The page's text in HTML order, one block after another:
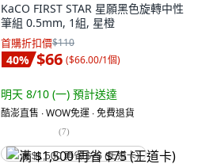
KaCO FIRST STAR 星願黑色旋轉中性
筆組 0.5mm, 1組, 星橙
首購折扣價$110
40% $66 ($66.00/1個)
明天 8/10 (一) 預計送達
酷澎直售 ∙ WOW免運 ∙ 免費退貨
(7)
满 $1,500 再省 $75 (王道卡)